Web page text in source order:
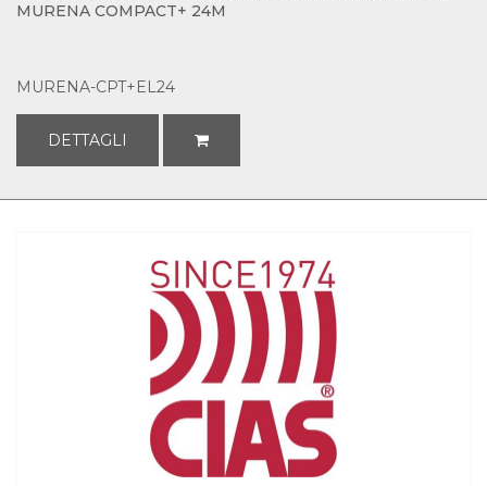
MURENA COMPACT+ 24M
MURENA-CPT+EL24
DETTAGLI